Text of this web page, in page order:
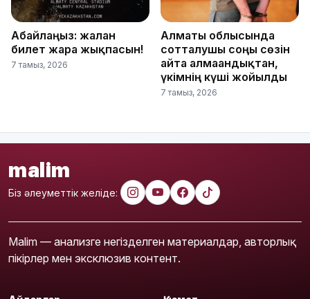
Абайлаңыз: жалған
билет жарға жықпасын!
7 тамыз, 2026
Алматы облысында
сотталушы соңғы сөзін
айта алмағандықтан,
үкімнің күші жойылды
7 тамыз, 2026
malim
Біз әлеуметтік желіде:
Malim — анализге негізделген материалдар, авторлық
пікірлер мен эксклюзив контент.